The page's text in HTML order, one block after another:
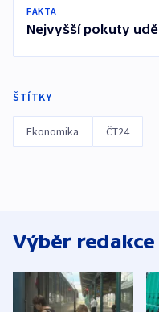
FAKTA
Nejvyšší pokuty
ŠTÍTKY
Ekonomika ČT24
Výběr redakce